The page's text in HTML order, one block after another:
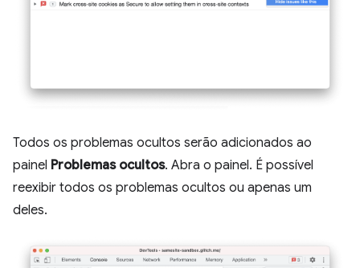
Todos os problemas ocultos serão adicionados ao
painel Problemas ocultos. Abra o painel. É possível
reexibir todos os problemas ocultos ou apenas um
deles.